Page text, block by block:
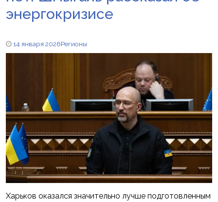
энергокризисе
14 января 2026Регионы
Харьков оказался значительно лучше подготовленным